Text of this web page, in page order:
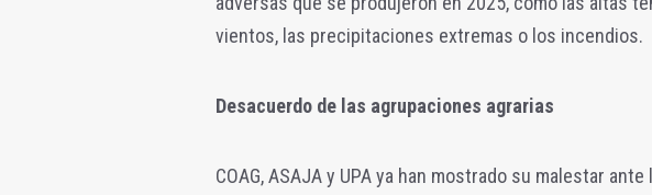
vientos, las precipitaciones extremas o los incendios.
Desacuerdo de las agrupaciones agrarias
COAG, ASAJA y UPA ya han mostrado su malestar